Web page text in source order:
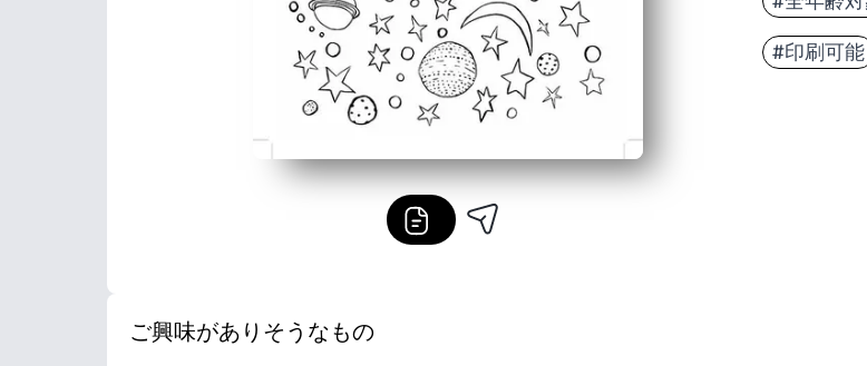
#印刷可能
ご興味がありそうなもの